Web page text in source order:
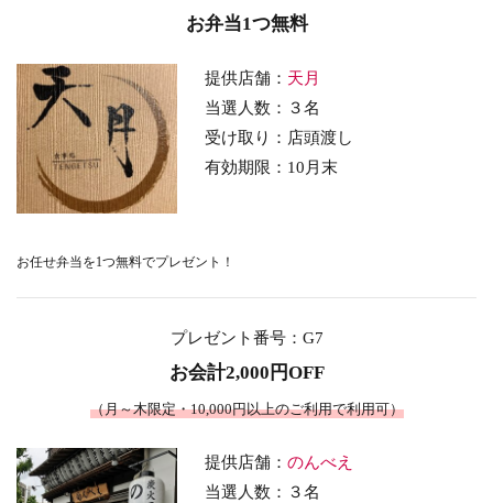
お弁当1つ無料
提供店舗： 天月
当選人数：３名
受け取り：店頭渡し
有効期限：10月末
お任せ弁当を1つ無料でプレゼント！
プレゼント番号：G7
お会計2,000円OFF
（月～木限定・10,000円以上のご利用で利用可）
提供店舗：のんべえ
当選人数：３名